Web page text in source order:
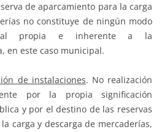
de aparcamiento para la carga
no constituye de ningún modo
propia e inherente a la
en este caso municipal.
de instalaciones. No realización
por la propia significación
y por el destino de las reservas
carga y descarga de mercaderías,